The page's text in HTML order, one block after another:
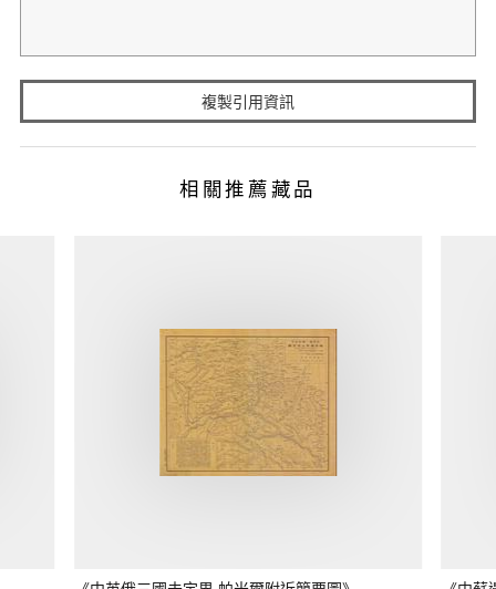
複製引用資訊
相關推薦藏品